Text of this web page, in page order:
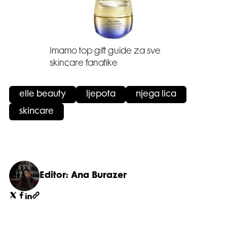
Imamo top gift guide za sve
skincare fanatike
elle beauty ljepota njega lica
skincare
Editor: Ana Burazer